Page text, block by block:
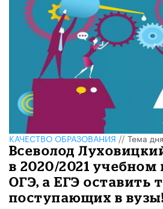
КАЧЕСТВО ОБРАЗОВАНИЯ//Тема дня
Всеволод
в 2020/2021 учебном
ОГЭ, а ЕГЭ оставить
поступающих в